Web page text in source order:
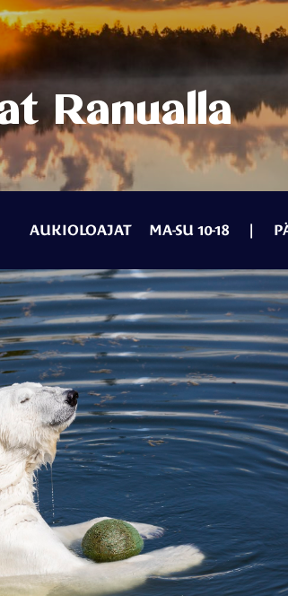
Suojelutyö
Hoivaeläintoiminta
Varainhankintaa
elämyksellä
Camping
Eläinpuisto
Ranualla
AUKIOLOAJAT MA-SU 10-18 |